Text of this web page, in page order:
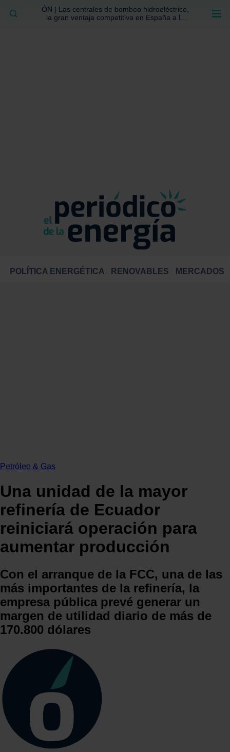
ÓN | Las centrales de bombeo hidroeléctrico,
la gran ventaja competitiva en España a la
POLÍTICA ENERGÉTICA RENOVABLES MERCADOS
BUSCAR
Petróleo & Gas
Una unidad de la mayor
refinería de Ecuador
reiniciará operación para
aumentar producción
Con el arranque de la FCC, una de las
más importantes de la refinería, la
empresa pública prevé generar un
margen de utilidad diario de más de
170.800 dólares